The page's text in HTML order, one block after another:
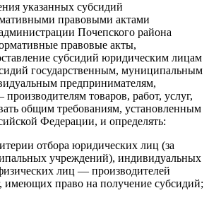
указанных субсидий
правовыми актами
Почепского района
правовые акты,
субсидий юридическим лицам
государственным, муниципальным
предпринимателям,
товаров, работ, услуг,
общим требованиям, установленным
Федерации, и определять:
отбора юридических лиц (за
учреждений), индивидуальных
лиц — производителей
имеющих право на получение субсидий;